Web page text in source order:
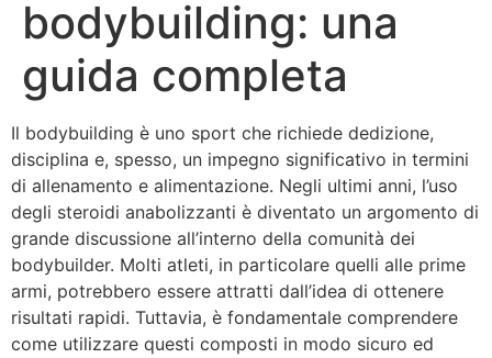
bodybuilding: una
guida completa
Il bodybuilding è uno sport che richiede dedizione,
disciplina e, spesso, un impegno significativo in termini
di allenamento e alimentazione. Negli ultimi anni, l’uso
degli steroidi anabolizzanti è diventato un argomento di
grande discussione all’interno della comunità dei
bodybuilder. Molti atleti, in particolare quelli alle prime
armi, potrebbero essere attratti dall’idea di ottenere
risultati rapidi. Tuttavia, è fondamentale comprendere
come utilizzare questi composti in modo sicuro ed